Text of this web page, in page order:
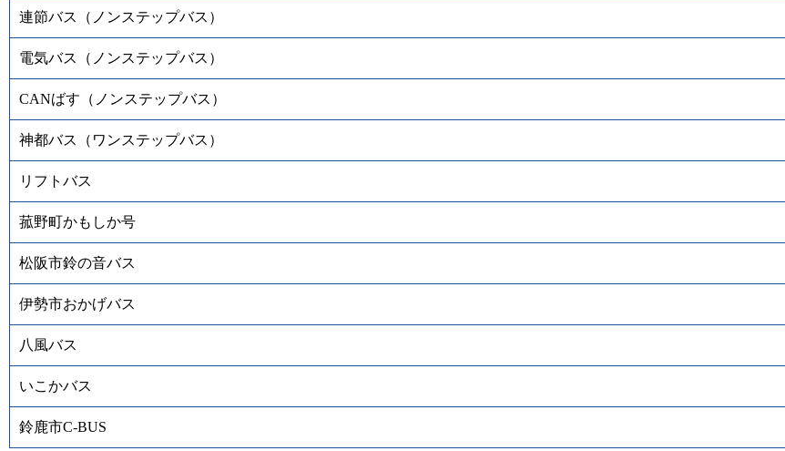
連節バス（ノンステップバス）
電気バス（ノンステップバス）
CANばす（ノンステップバス）
神都バス（ワンステップバス）
リフトバス
菰野町かもしか号
松阪市鈴の音バス
伊勢市おかげバス
八風バス
いこかバス
鈴鹿市C-BUS